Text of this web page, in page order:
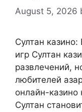
August 5, 2026
Султан
игр Султан
развлечений,
любителей
онлайн-казино
Султан